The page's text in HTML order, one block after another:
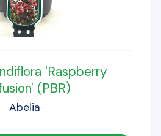
'Raspberry
(PBR)
Abelia